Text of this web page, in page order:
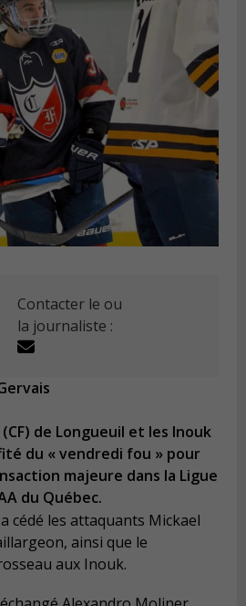
Contacter le ou
la journaliste :
de Longueuil et les Inouk
du « vendredi fou » pour
majeure dans la Ligue
du Québec.
cédé les attaquants Mickael
ainsi que le
aux Inouk.